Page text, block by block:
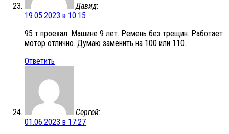
Давид:
19.05.2023 в 10:15
95 т проехал. Машине 9 лет. Ремень без трещин. Работает
мотор отлично. Думаю заменить на 100 или 110.
Ответить
Сергей:
01.06.2023 в 17:27